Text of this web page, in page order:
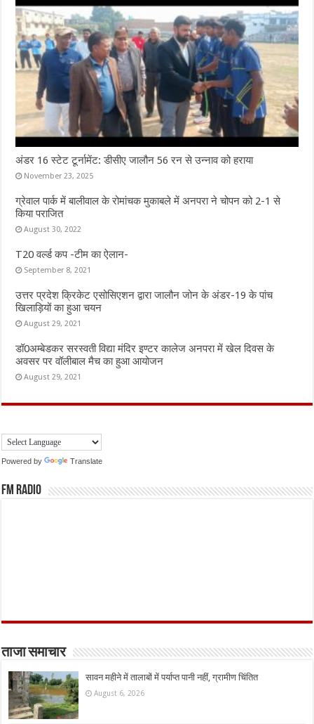
अंडर 16 स्टेट टूर्नामेंट: डीसीए जालौन 56 रन से उन्नाव को हराया
November 23, 2025
ग्रेवाल पार्क में बालीवाल के रोमांचक मुकाबले में अनपरा ने चोपन को 2-1 से
किया पराजित
August 30, 2022
T20 वर्ल्ड कप -टीम का ऐलान-
September 8, 2021
उत्तर प्रदेश क्रिकेट एसोसिएशन द्वारा जालौन जोन के अंडर-19 के पांच
खिलाड़ियों का हुआ चयन
August 29, 2021
डॉ0अम्बेडकर सरस्वती विद्या मंदिर इण्टर कालेज अनपरा में खेल दिवस के
अवसर पर वॉलीबाल मैच का हुआ आयोजन
August 29, 2021
Powered by Translate
FM Radio
ताजा समाचार
सावन महीने में तालाबों में पर्याप्त पानी नहीं, ग्रामीण चिंतित
August 6, 2026